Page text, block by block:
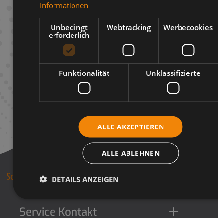
Infos zum Hersteller
Service Kontakt
Informationen
Unbedingt
erforderlich
Webtracking Werbecookies
Funktionalität Unklassifizierte
ALLE AKZEPTIEREN
ALLE ABLEHNEN
DETAILS ANZEIGEN